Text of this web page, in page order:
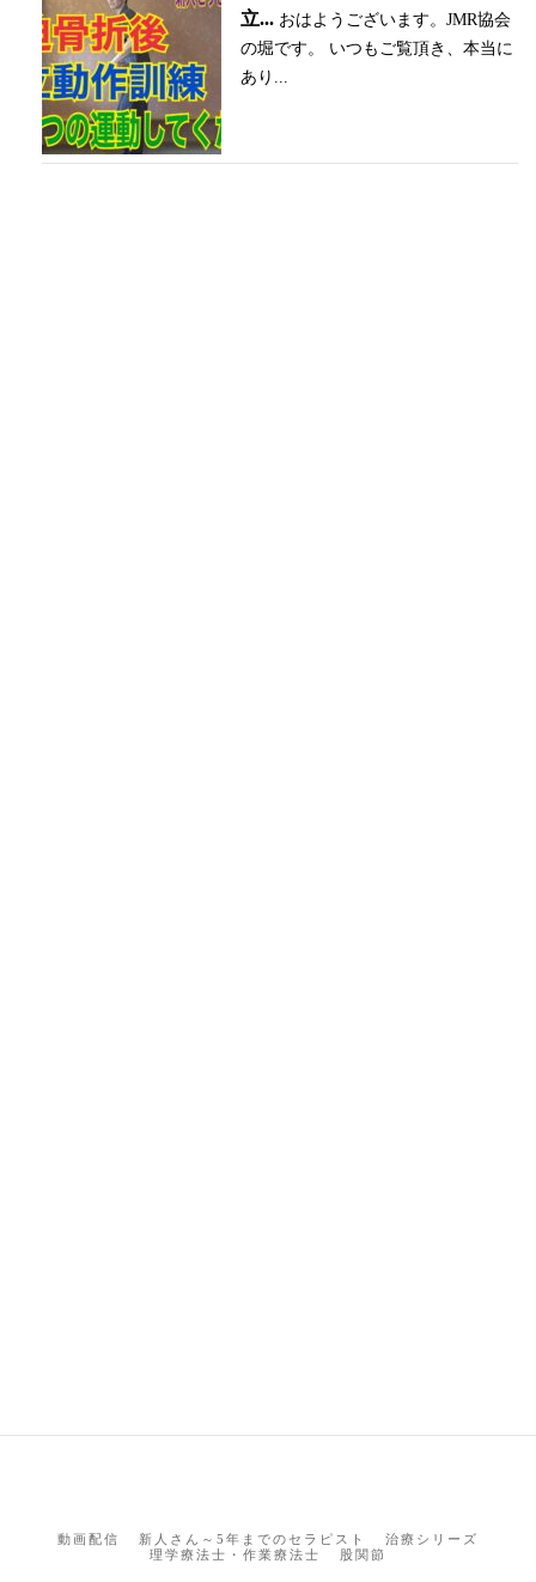
立... おはようございます。JMR協会
の堀です。 いつもご覧頂き、本当に
あり...
動画配信 新人さん～5年までのセラピスト
治療シリーズ
理学療法士・作業療法士
股関節